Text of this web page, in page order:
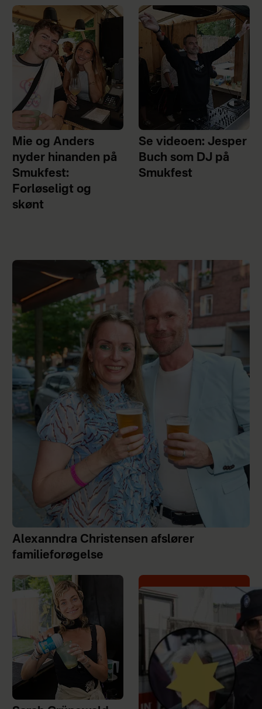
Mie og Anders
nyder hinanden på
Smukfest:
Forløseligt og
skønt
Se videoen: Jesper
Buch som DJ på
Smukfest
Alexanndra Christensen afslører
familieforøgelse